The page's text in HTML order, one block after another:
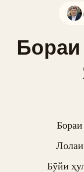
Бораи
Бӯйи